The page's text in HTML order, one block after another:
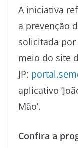
A iniciativa
a prevenção
solicitada
meio do site
JP:
aplicativo
Mão’.
Confira a